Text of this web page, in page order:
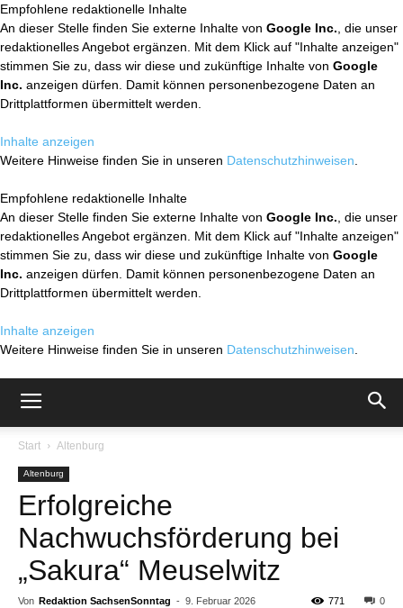
Empfohlene redaktionelle Inhalte
An dieser Stelle finden Sie externe Inhalte von Google Inc. , die unser
redaktionelles Angebot ergänzen. Mit dem Klick auf "Inhalte anzeigen"
stimmen Sie zu, dass wir diese und zukünftige Inhalte von Google
Inc. anzeigen dürfen. Damit können personenbezogene Daten an
Drittplattformen übermittelt werden.
Inhalte anzeigen
Weitere Hinweise finden Sie in unseren Datenschutzhinweisen
Empfohlene redaktionelle Inhalte
An dieser Stelle finden Sie externe Inhalte von Google Inc. , die unser
redaktionelles Angebot ergänzen. Mit dem Klick auf "Inhalte anzeigen"
stimmen Sie zu, dass wir diese und zukünftige Inhalte von Google
Inc. anzeigen dürfen. Damit können personenbezogene Daten an
Drittplattformen übermittelt werden.
Inhalte anzeigen
Weitere Hinweise finden Sie in unseren Datenschutzhinweisen
Start Altenburg
Altenburg
Erfolgreiche
Nachwuchsförderung bei
„Sakura“ Meuselwitz
Von Redaktion SachsenSonntag - 9. Februar 2026 0
771